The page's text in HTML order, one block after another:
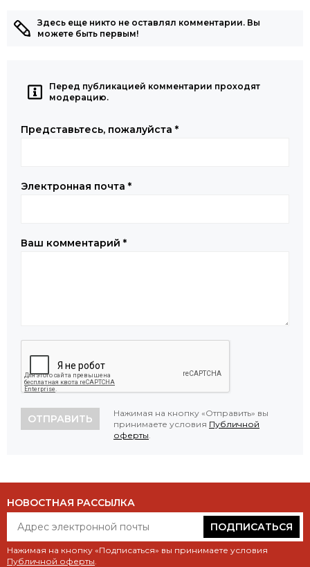
Здесь еще никто не оставлял комментарии. Вы
можете быть первым!
Перед публикацией комментарии проходят
модерацию.
Представьтесь, пожалуйста *
Электронная почта *
Ваш комментарий *
ОТПРАВИТЬ
Нажимая на кнопку «Отправить» вы
принимаете условия Публичной
оферты.
НОВОСТНАЯ РАССЫЛКА
ПОДПИСАТЬСЯ
Нажимая на кнопку «Подписаться» вы принимаете условия
Публичной оферты.